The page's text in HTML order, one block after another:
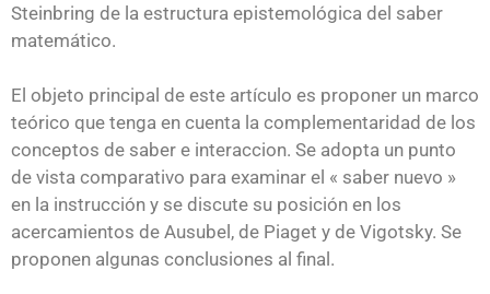
Steinbring de la estructura epistemológica del saber
matemático.
El objeto principal de este artículo es proponer un marco
teórico que tenga en cuenta la complementaridad de los
conceptos de saber e interaccion. Se adopta un punto
de vista comparativo para examinar el « saber nuevo »
en la instrucción y se discute su posición en los
acercamientos de Ausubel, de Piaget y de Vigotsky. Se
proponen algunas conclusiones al final.